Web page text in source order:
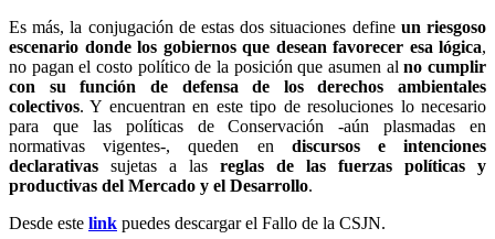
Es más, la conjugación de estas dos situaciones define un riesgoso
escenario donde los gobiernos que desean favorecer esa lógica,
no pagan el costo político de la posición que asumen alno cumplir
con su función de defensa de los derechos ambientales
colectivos. Y encuentran en este tipo de resoluciones lo necesario
para que las políticas de Conservación -aún plasmadas en
normativas vigentes-, queden en discursos e intenciones
declarativas sujetas a las reglas de las fuerzas políticas y
productivas del Mercado y el Desarrollo.
Desde este link puedes descargar el Fallo de la CSJN.